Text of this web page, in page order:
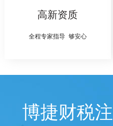
高新资质
全程专家指导 够安心
博捷财税